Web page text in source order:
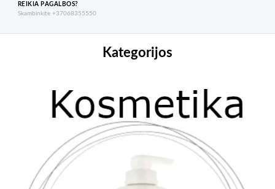
REIKIA PAGALBOS?
Skambinkite +37068355550
Kategorijos